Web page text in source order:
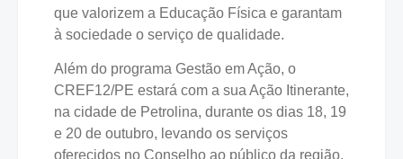
que valorizem a Educação Física e garantam
à sociedade o serviço de qualidade.
Além do programa Gestão em Ação, o
CREF12/PE estará com a sua Ação Itinerante,
na cidade de Petrolina, durante os dias 18, 19
e 20 de outubro, levando os serviços
oferecidos no Conselho ao público da região.